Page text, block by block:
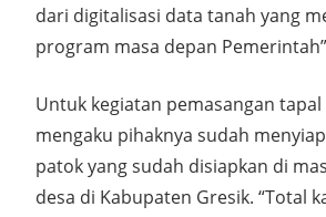
dari digitalisasi data tanah yang
program masa depan
Untuk kegiatan pemasangan tapal
mengaku pihaknya sudah
patok yang sudah disiapkan di
desa di Kabupaten Gresik. “Total